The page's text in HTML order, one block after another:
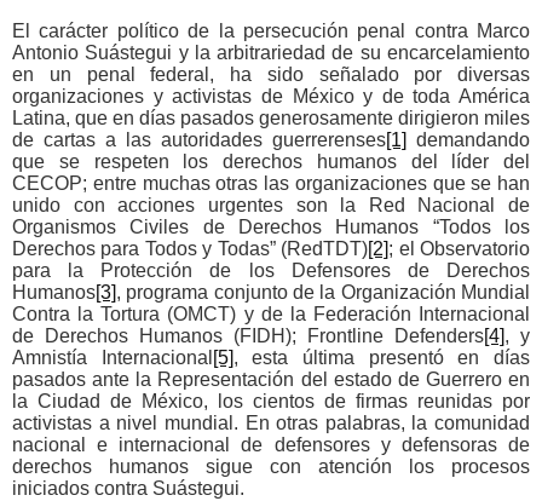
El carácter político de la persecución penal contra Marco
Antonio Suástegui y la arbitrariedad de su encarcelamiento
en un penal federal, ha sido señalado por diversas
organizaciones y activistas de México y de toda América
Latina, que en días pasados generosamente dirigieron miles
de cartas a las autoridades guerrerenses[1] demandando
que se respeten los derechos humanos del líder del
CECOP; entre muchas otras las organizaciones que se han
unido con acciones urgentes son la Red Nacional de
Organismos Civiles de Derechos Humanos “Todos los
Derechos para Todos y Todas” (RedTDT)[2]; el Observatorio
para la Protección de los Defensores de Derechos
Humanos[3], programa conjunto de la Organización Mundial
Contra la Tortura (OMCT) y de la Federación Internacional
de Derechos Humanos (FIDH); Frontline Defenders[4], y
Amnistía Internacional [5], esta última presentó en días
pasados ante la Representación del estado de Guerrero en
la Ciudad de México, los cientos de firmas reunidas por
activistas a nivel mundial. En otras palabras, la comunidad
nacional e internacional de defensores y defensoras de
derechos humanos sigue con atención los procesos
iniciados contra Suástegui.